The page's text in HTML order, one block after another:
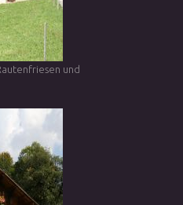
und